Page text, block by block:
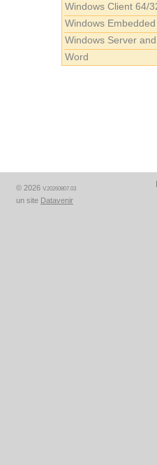
Windows Client 64/
Windows Embedded
Windows Server and
Word
© 2026 V.20260807.03
un site Datavenir